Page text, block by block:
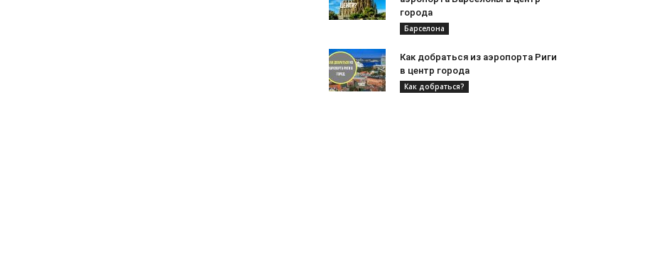
города
Барселона
Как добраться из аэропорта Риги
в центр города
Как добраться?